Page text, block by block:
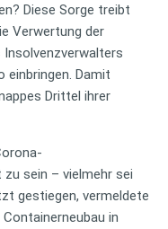
Diese Sorge treibt
Verwertung der
einbringen. Damit
Drittel ihrer
sein – vielmehr sei
gestiegen, vermeldete
in